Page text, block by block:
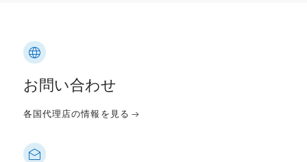
お問い合わせ
各国代理店の情報を見る